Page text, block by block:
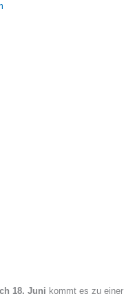
18. Juni kommt es zu einer